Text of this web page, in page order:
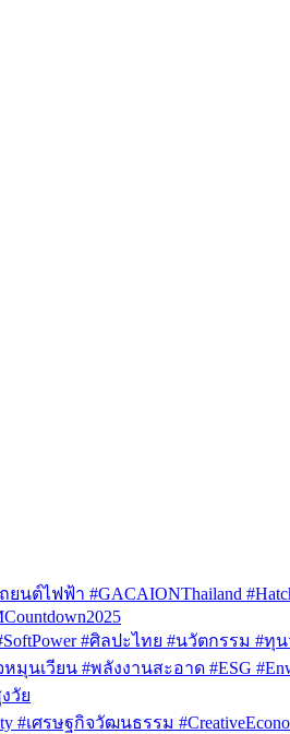
นต์ไฟฟ้า #GACAIONThailand
#ศิลปะไทย #นวัตกรรม #ทุ
นเวียน #พลังงานสะอาด #ESG
วัย
#เศรษฐกิจวัฒนธรรม